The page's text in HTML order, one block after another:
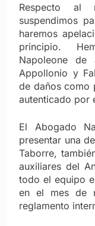
Respecto al
suspendimos
haremos
principio.
Napoleone
Appollonio y
de daños como
autenticado por
El Abogado
presentar una
Taborre,
auxiliares del
todo el equipo
en el mes de
reglamento